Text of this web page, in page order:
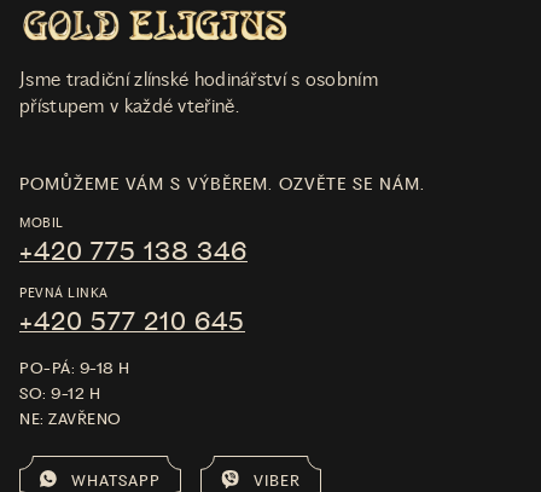
Jsme tradiční zlínské hodinářství s osobním
přístupem v každé vteřině.
POMŮŽEME VÁM S VÝBĚREM. OZVĚTE SE NÁM.
MOBIL
+420 775 138 346
PEVNÁ LINKA
+420 577 210 645
PO-PÁ: 9-18 H
SO: 9-12 H
NE: ZAVŘENO
WHATSAPP VIBER